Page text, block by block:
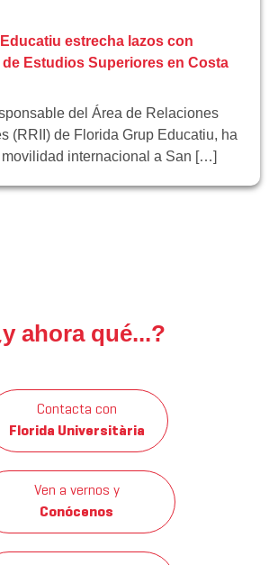
estrecha lazos con
Estudios Superiores en Costa
del Área de Relaciones
(RRII) de Florida Grup Educatiu, ha
internacional a San […]
ahora qué...?
Contacta con
Florida Universitària
Ven a vernos y
Conócenos